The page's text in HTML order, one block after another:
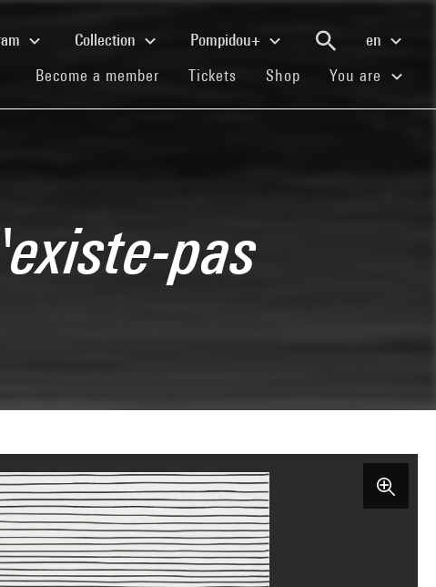
Collection Pompidou+
en
Become a member (current)
Tickets (current)
Shop (current)You are
pas